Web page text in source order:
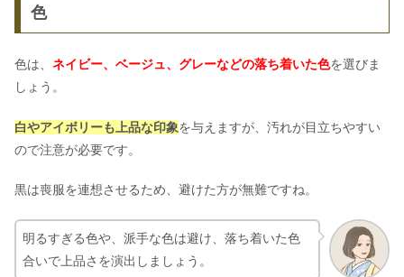
色
色は、 ネイビー、ベージュ、グレーなどの落ち着いた色を選びま
しょう。
白やアイボリーも上品な印象を与えますが、汚れが目立ちやすい
ので注意が必要です。
黒は喪服を連想させるため、避けた方が無難ですね。
明るすぎる色や、派手な色は避け、落ち着いた色
合いで上品さを演出しましょう。